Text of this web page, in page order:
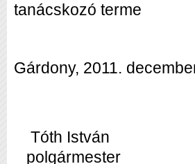
tanácskozó terme
Gárdony, 2011.
Tóth István
polgármester